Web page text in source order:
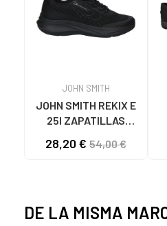
JOHN SMITH
JOHN SMITH REKIX E
25I ZAPATILLAS
NEGRO NEGRO
28,20 € 54,00 €
DE LA MISMA